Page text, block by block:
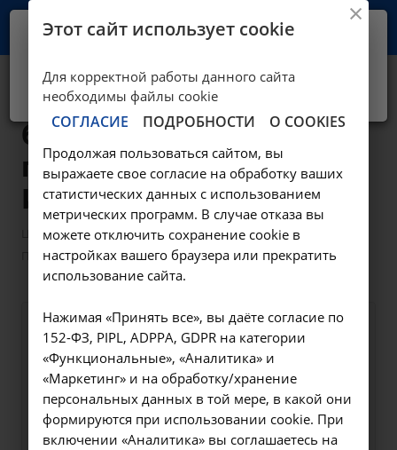
Плазмолифтинг
больших половых
губ - 5.7 в
Иркутске
Цены в Иркутске — Манипуляции гинекологические
Плазмолифтинг больших половых губ - 5.7 в Иркутске
Оформите заявку на сайте,
мы свяжемся с вами в
ближайшее время и ответим
на все интересующие
вопросы.
Ваш город -Иркутск?
Да, верно Нет, выбрать другой
Этот сайт использует cookie
Для корректной работы данного сайта
необходимы файлы cookie
СОГЛАСИЕ ПОДРОБНОСТИ О COOKIES
Продолжая пользоваться сайтом, вы
выражаете свое согласие на обработку ваших
статистических данных с использованием
метрических программ. В случае отказа вы
можете отключить сохранение cookie в
настройках вашего браузера или прекратить
использование сайта.
Нажимая «Принять все», вы даёте согласие по
152-ФЗ, PIPL, ADPPA, GDPR на категории
«Функциональные», «Аналитика» и
«Маркетинг» и на обработку/хранение
персональных данных в той мере, в какой они
формируются при использовании cookie. При
включении «Аналитика» вы соглашаетесь на